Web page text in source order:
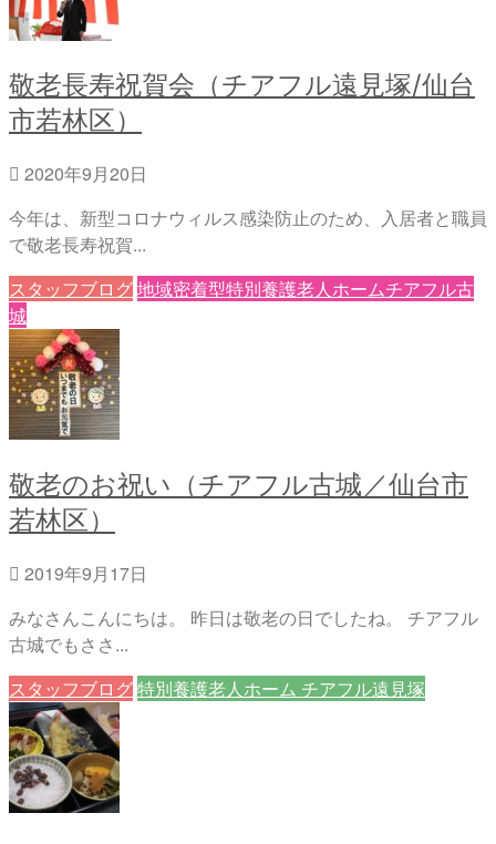
敬老長寿祝賀会（チアフル遠見塚/仙台
市若林区）
2020年9月20日
今年は、新型コロナウィルス感染防止のため、入居者と職員
で敬老長寿祝賀...
スタッフブログ地域密着型特別養護老人ホームチアフル古
城
敬老のお祝い（チアフル古城／仙台市
若林区）
2019年9月17日
みなさんこんにちは。 昨日は敬老の日でしたね。 チアフル
古城でもささ...
スタッフブログ特別養護老人ホーム チアフル遠見塚